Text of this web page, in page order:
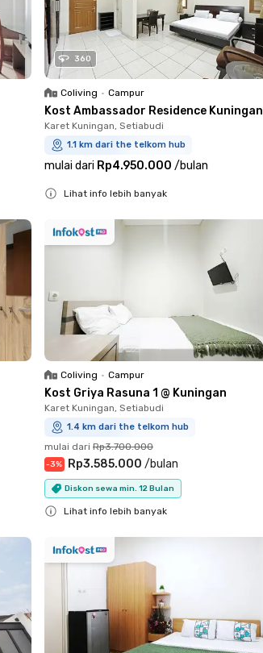
360
Coliving • Campur
Kost Ambassador Residence Kuningan
Karet Kuningan, Setiabudi
1.1 km dari the telkom hub
mulai dari Rp4.950.000 /bulan
Lihat info lebih banyak
Coliving • Campur
Kost Griya Rasuna 1 @ Kuningan
Karet Kuningan, Setiabudi
1.4 km dari the telkom hub
mulai dari Rp3.700.000
-3% Rp3.585.000 /bulan
Diskon sewa min. 12 Bulan
Lihat info lebih banyak